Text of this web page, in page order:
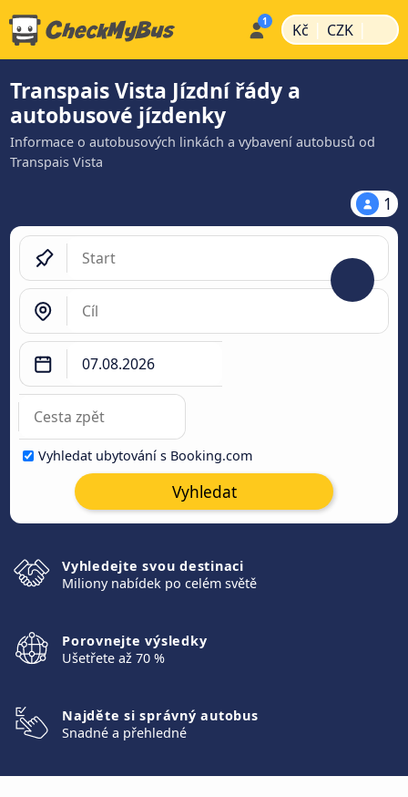
Kč | CZK |
Transpais Vista Jízdní řády a
autobusové jízdenky
Informace o autobusových linkách a vybavení autobusů od
Transpais Vista
1
Vyhledat ubytování s Booking.com
Vyhledat
Vyhledejte svou destinaci
Miliony nabídek po celém světě
Porovnejte výsledky
Ušetřete až 70 %
Najděte si správný autobus
Snadné a přehledné